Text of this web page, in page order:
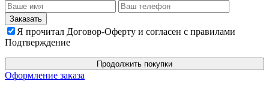
Я прочитал Договор-Оферту и согласен с правилами
Подтверждение
Продолжить покупки
Оформление заказа